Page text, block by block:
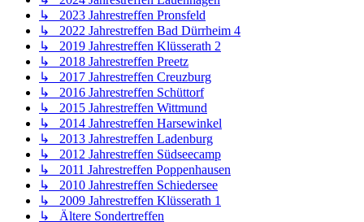
↳ 2023 Jahrestreffen Pronsfeld
↳ 2022 Jahrestreffen Bad Dürrheim 4
↳ 2019 Jahrestreffen Klüsserath 2
↳ 2018 Jahrestreffen Preetz
↳ 2017 Jahrestreffen Creuzburg
↳ 2016 Jahrestreffen Schüttorf
↳ 2015 Jahrestreffen Wittmund
↳ 2014 Jahrestreffen Harsewinkel
↳ 2013 Jahrestreffen Ladenburg
↳ 2012 Jahrestreffen Südseecamp
↳ 2011 Jahrestreffen Poppenhausen
↳ 2010 Jahrestreffen Schiedersee
↳ 2009 Jahrestreffen Klüsserath 1
↳ Ältere Sondertreffen